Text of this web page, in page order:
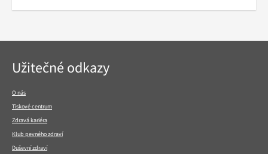
Navigace
v
Užitečné odkazy
O nás
Tiskové centrum
Zdravá kariéra
Klub pevného zdraví
Duševní zdraví